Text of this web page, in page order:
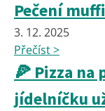
Pečení
3. 12. 2025
Přečíst >
🍕 Pizza na
jídelníčku